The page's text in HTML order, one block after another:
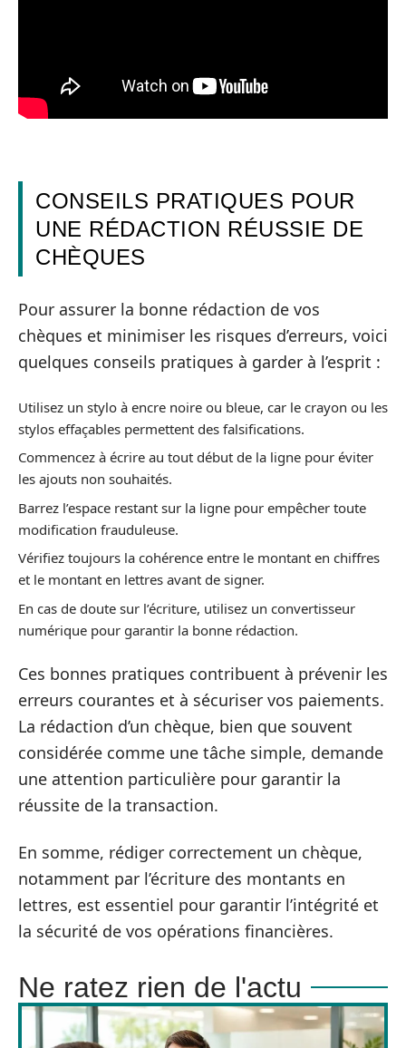
CONSEILS PRATIQUES POUR
UNE RÉDACTION RÉUSSIE DE
CHÈQUES
Pour assurer la bonne rédaction de vos
chèques et minimiser les risques d’erreurs, voici
quelques conseils pratiques à garder à l’esprit :
Utilisez un stylo à encre noire ou bleue, car le crayon ou les
stylos effaçables permettent des falsifications.
Commencez à écrire au tout début de la ligne pour éviter
les ajouts non souhaités.
Barrez l’espace restant sur la ligne pour empêcher toute
modification frauduleuse.
Vérifiez toujours la cohérence entre le montant en chiffres
et le montant en lettres avant de signer.
En cas de doute sur l’écriture, utilisez un convertisseur
numérique pour garantir la bonne rédaction.
Ces bonnes pratiques contribuent à prévenir les
erreurs courantes et à sécuriser vos paiements.
La rédaction d’un chèque, bien que souvent
considérée comme une tâche simple, demande
une attention particulière pour garantir la
réussite de la transaction.
En somme, rédiger correctement un chèque,
notamment par l’écriture des montants en
lettres, est essentiel pour garantir l’intégrité et
la sécurité de vos opérations financières.
Ne ratez rien de l'actu